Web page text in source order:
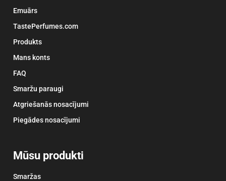
Emuārs
TastePerfumes.com
Produkts
Mans konts
FAQ
Smaržu paraugi
Atgriešanās nosacījumi
Piegādes nosacījumi
Mūsu produkti
Smaržas